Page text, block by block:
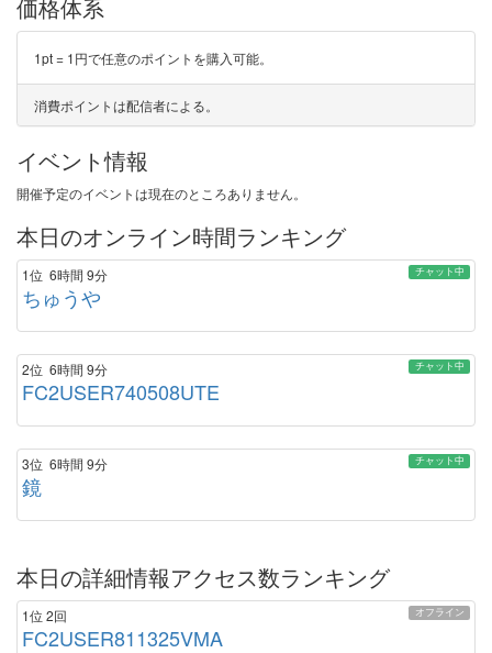
価格体系
1pt = 1円で任意のポイントを購入可能。
消費ポイントは配信者による。
イベント情報
開催予定のイベントは現在のところありません。
本日のオンライン時間ランキング
チャット中
1位 6時間 9分
ちゅうや
チャット中
2位 6時間 9分
FC2USER740508UTE
チャット中
3位 6時間 9分
鏡
本日の詳細情報アクセス数ランキング
オフライン
1位 2回
FC2USER811325VMA